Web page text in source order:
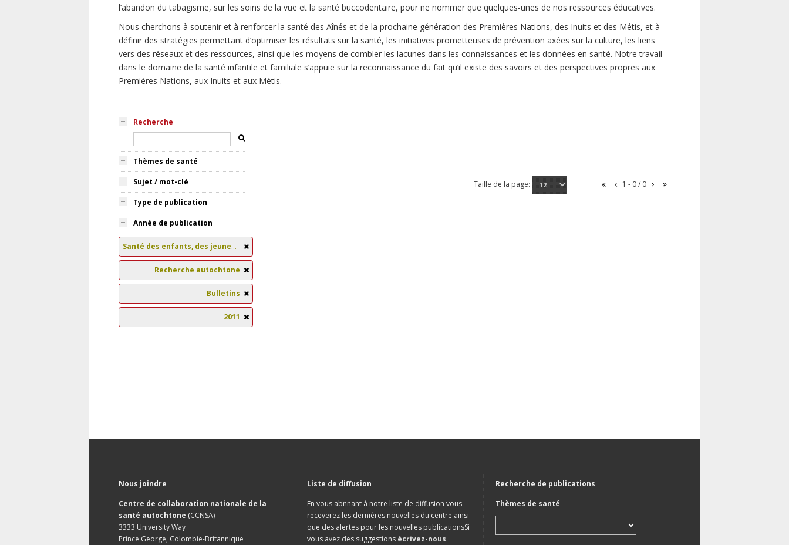
l’abandon du tabagisme, sur les soins de la vue et la santé buccodentaire, pour ne nommer que quelques-unes de nos ressources éducatives.
Nous cherchons à soutenir et à renforcer la santé des Aînés et de la prochaine génération des Premières Nations, des Inuits et des Métis, et à
définir des stratégies permettant d’optimiser les résultats sur la santé, les initiatives prometteuses de prévention axées sur la culture, les liens
vers des réseaux et des ressources, ainsi que les moyens de combler les lacunes dans les connaissances et les données en santé. Notre travail
dans le domaine de la santé infantile et familiale s’appuie sur la reconnaissance du fait qu’il existe des savoirs et des perspectives propres aux
Premières Nations, aux Inuits et aux Métis.
Recherche
Thèmes de santé
Sujet / mot-clé
Type de publication
Année de publication
Santé des enfants, des jeunes et des familles
Recherche autochtone
Bulletins
2011
Taille de la page: 1 - 0 / 0
Nous joindre
Centre de collaboration nationale de la
santé autochtone (CCNSA)
3333 University Way
Prince George, Colombie-Britannique
Liste de diffusion
En vous abnnant à notre liste de diffusion vous
receverez les dernières nouvelles du centre ainsi
que des alertes pour les nouvelles publicationsSi
vous avez des suggestions écrivez-nous.
Recherche de publications
Thèmes de santé